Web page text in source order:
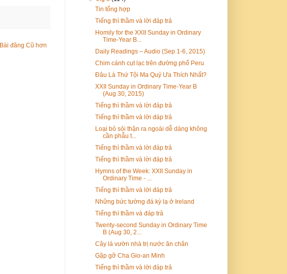
Bài đăng Cũ hơn
Tin tổng hợp
Tiếng thì thầm và lời đáp trả
Homily for the XXII Sunday in Ordinary
Time-Year B...
Daily Readings – Audio (Sep 1-6, 2015)
Chim cánh cụt lạc trên đường phố Peru
Đâu Là Thứ Tội Ma Quỷ Ưa Thích Nhất?
XXII Sunday in Ordinary Time-Year B
(Aug 30, 2015)
Tiếng thì thầm và lời đáp trả
Tiếng thì thầm và lời đáp trả
Loại bỏ sỏi thận ra ngoài dễ dàng không
cần phẫu t...
Tiếng thì thầm và lời đáp trả
Tiếng thì thầm và lời đáp trả
Hymns of the Week: XXII Sunday in
Ordinary Time - ...
Tiếng thì thầm và lời đáp trả
Những bức tường đá kỳ lạ ở Ireland
Tiếng thì thầm và đáp trả
Twenty-second Sunday in Ordinary Time
B (Aug 30, 2...
Cây lá vườn nhà trị nước ăn chân
Gặp gỡ Cha Gio-an Minh
Tiếng thì thầm và lời đáp trả